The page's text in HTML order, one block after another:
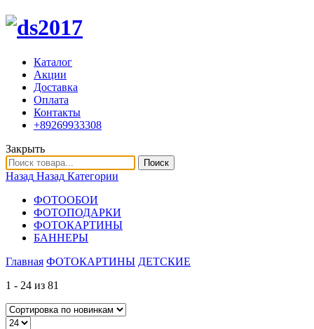
Каталог
Акции
Доставка
Оплата
Контакты
+89269933308
Закрыть
Поиск
Назад Назад Категории
ФОТООБОИ
ФОТОПОДАРКИ
ФОТОКАРТИНЫ
БАННЕРЫ
Главная ФОТОКАРТИНЫ ДЕТСКИЕ
1 - 24 из 81